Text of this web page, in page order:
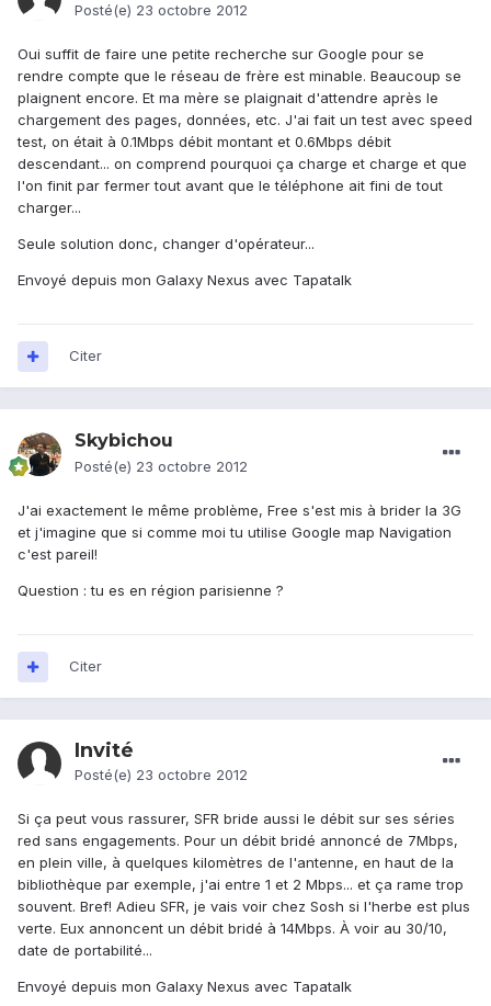
Posté(e) 23 octobre 2012
Oui suffit de faire une petite recherche sur Google pour se
rendre compte que le réseau de frère est minable. Beaucoup se
plaignent encore. Et ma mère se plaignait d'attendre après le
chargement des pages, données, etc. J'ai fait un test avec speed
test, on était à 0.1Mbps débit montant et 0.6Mbps débit
descendant... on comprend pourquoi ça charge et charge et que
l'on finit par fermer tout avant que le téléphone ait fini de tout
charger...
Seule solution donc, changer d'opérateur...
Envoyé depuis mon Galaxy Nexus avec Tapatalk
Citer
Skybichou
Posté(e) 23 octobre 2012
J'ai exactement le même problème, Free s'est mis à brider la 3G
et j'imagine que si comme moi tu utilise Google map Navigation
c'est pareil!
Question : tu es en région parisienne ?
Citer
Invité
Posté(e) 23 octobre 2012
Si ça peut vous rassurer, SFR bride aussi le débit sur ses séries
red sans engagements. Pour un débit bridé annoncé de 7Mbps,
en plein ville, à quelques kilomètres de l'antenne, en haut de la
bibliothèque par exemple, j'ai entre 1 et 2 Mbps... et ça rame trop
souvent. Bref! Adieu SFR, je vais voir chez Sosh si l'herbe est plus
verte. Eux annoncent un débit bridé à 14Mbps. À voir au 30/10,
date de portabilité...
Envoyé depuis mon Galaxy Nexus avec Tapatalk